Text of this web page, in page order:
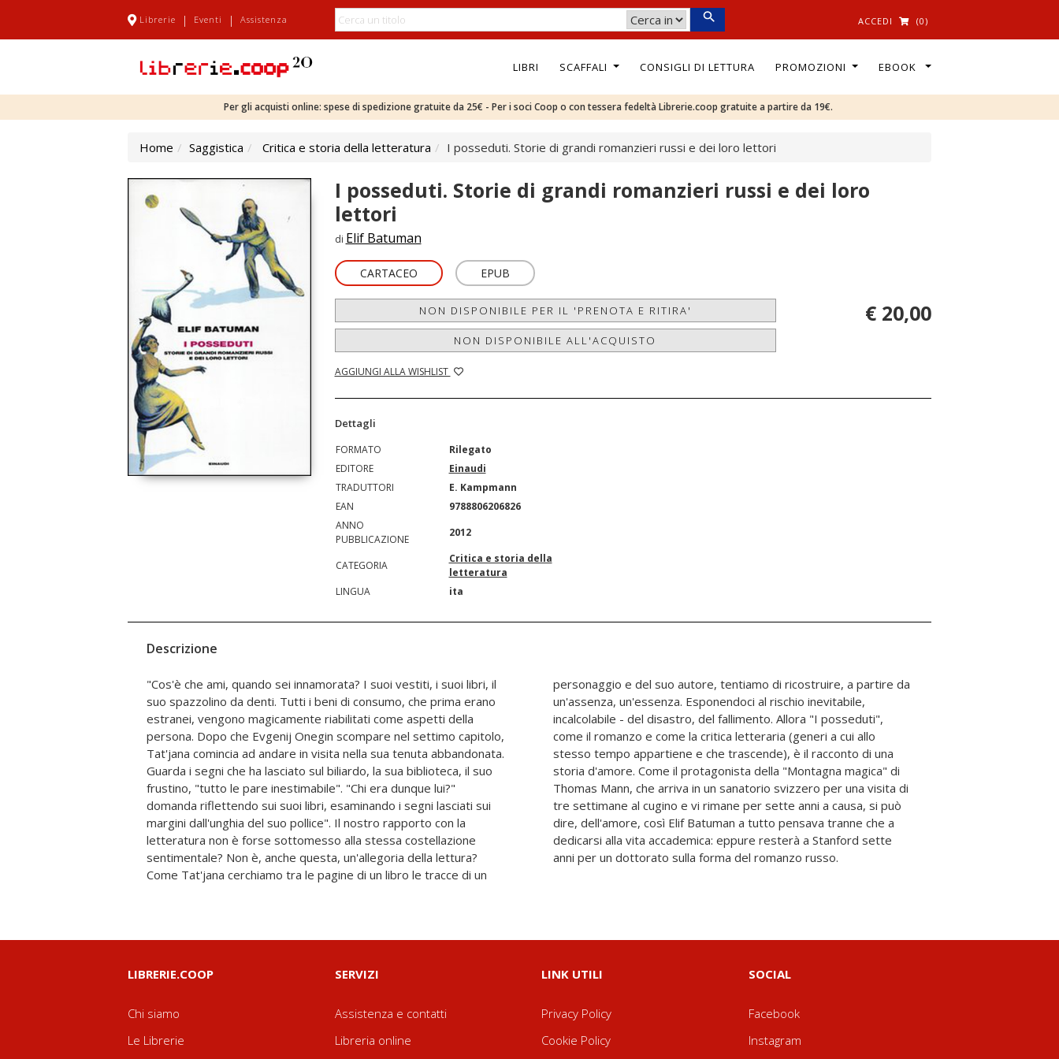
Librerie | Eventi | Assistenza ACCEDI (0)
LIBRI SCAFFALI CONSIGLI DI LETTURA PROMOZIONI EBOOK
Per gli acquisti online: spese di spedizione gratuite da 25€ - Per i soci Coop o con tessera fedeltà Librerie.coop gratuite a partire da 19€.
Home Saggistica Critica e storia della letteratura I posseduti. Storie di grandi romanzieri russi e dei loro lettori
I posseduti. Storie di grandi romanzieri russi e dei loro
lettori
di Elif Batuman
CARTACEO EPUB
NON DISPONIBILE PER IL 'PRENOTA E RITIRA'
NON DISPONIBILE ALL'ACQUISTO
AGGIUNGI ALLA WISHLIST
€ 20,00
Dettagli
FORMATO
Rilegato
EDITORE
Einaudi
TRADUTTORI
E. Kampmann
EAN
9788806206826
ANNO
PUBBLICAZIONE
2012
CATEGORIA
Critica e storia della
letteratura
LINGUA
ita
Descrizione
"Cos'è che ami, quando sei innamorata? I suoi vestiti, i suoi libri, il
suo spazzolino da denti. Tutti i beni di consumo, che prima erano
estranei, vengono magicamente riabilitati come aspetti della
persona. Dopo che Evgenij Onegin scompare nel settimo capitolo,
Tat'jana comincia ad andare in visita nella sua tenuta abbandonata.
Guarda i segni che ha lasciato sul biliardo, la sua biblioteca, il suo
frustino, "tutto le pare inestimabile". "Chi era dunque lui?"
domanda riflettendo sui suoi libri, esaminando i segni lasciati sui
margini dall'unghia del suo pollice". Il nostro rapporto con la
letteratura non è forse sottomesso alla stessa costellazione
sentimentale? Non è, anche questa, un'allegoria della lettura?
Come Tat'jana cerchiamo tra le pagine di un libro le tracce di un
personaggio e del suo autore, tentiamo di ricostruire, a partire da
un'assenza, un'essenza. Esponendoci al rischio inevitabile,
incalcolabile - del disastro, del fallimento. Allora "I posseduti",
come il romanzo e come la critica letteraria (generi a cui allo
stesso tempo appartiene e che trascende), è il racconto di una
storia d'amore. Come il protagonista della "Montagna magica" di
Thomas Mann, che arriva in un sanatorio svizzero per una visita di
tre settimane al cugino e vi rimane per sette anni a causa, si può
dire, dell'amore, così Elif Batuman a tutto pensava tranne che a
dedicarsi alla vita accademica: eppure resterà a Stanford sette
anni per un dottorato sulla forma del romanzo russo.
LIBRERIE.COOP
Chi siamo
Le Librerie
SERVIZI
Assistenza e contatti
Libreria online
LINK UTILI
Privacy Policy
Cookie Policy
SOCIAL
Facebook
Instagram